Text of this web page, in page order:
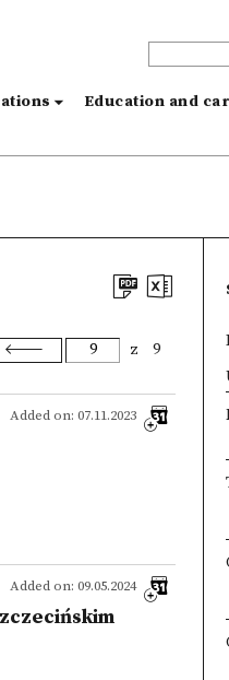
Education and
z 9
Added on: 07.11.2023
Added on: 09.05.2024